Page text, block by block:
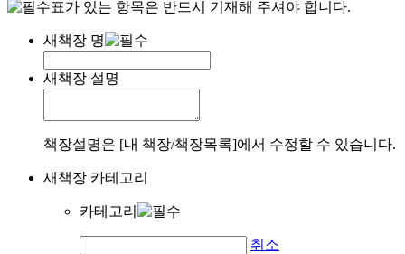
표가 있는 항목은 반드시 기재해 주셔야 합니다.
새책장 명
새책장 설명
책장설명은 [내 책장/책장목록]에서 수정할 수 있습니다.
새책장 카테고리
카테고리
취소